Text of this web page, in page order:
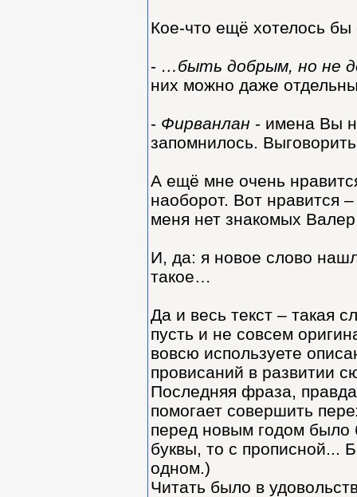
Кое-что ещё хотелось бы
- …быть добрым, но не
них можно даже
- Фирванлан - имена Вы
запомнилось.
А ещё мне очень
наоборот. Вот нравится
меня нет знакомых
И, да: я новое слово
такое…
Да и весь текст – такая
пусть и не совсем
вовсю используете
провисаний в развитии
Последняя фраза,
помогает совершить
перед новым годом было
буквы, то с прописной...
одном.)
Читать было в